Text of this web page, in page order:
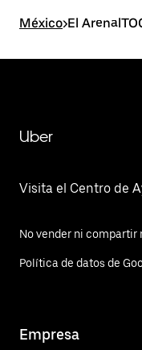
México>El
Uber
Visita el Centro de
No vender ni
Política de datos de
Empresa